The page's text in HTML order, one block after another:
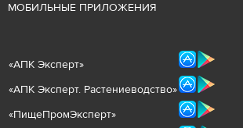
МОБИЛЬНЫЕ ПРИЛОЖЕНИЯ
«АПК Эксперт»
«АПК Эксперт. Растениеводство»
«ПищеПромЭксперт»